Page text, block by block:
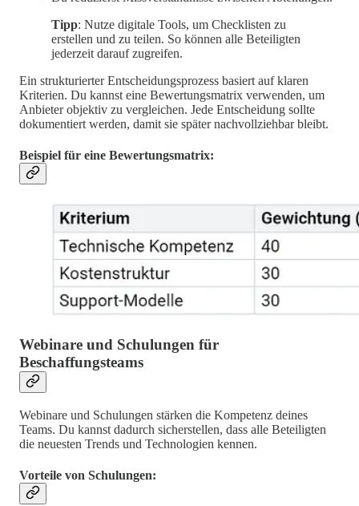
Tipp: Nutze digitale Tools, um Checklisten zu
erstellen und zu teilen. So können alle Beteiligten
jederzeit darauf zugreifen.
Ein strukturierter Entscheidungsprozess basiert auf klaren
Kriterien. Du kannst eine Bewertungsmatrix verwenden, um
Anbieter objektiv zu vergleichen. Jede Entscheidung sollte
dokumentiert werden, damit sie später nachvollziehbar bleibt.
Beispiel für eine Bewertungsmatrix:
Webinare und Schulungen für
Beschaffungsteams
Webinare und Schulungen stärken die Kompetenz deines
Teams. Du kannst dadurch sicherstellen, dass alle Beteiligten
die neuesten Trends und Technologien kennen.
Vorteile von Schulungen: